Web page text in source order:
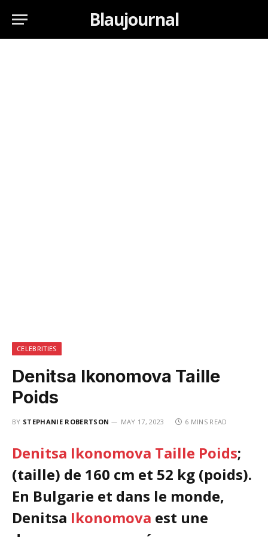
Blaujournal
CELEBRITIES
Denitsa Ikonomova Taille
Poids
BY STEPHANIE ROBERTSON MAY 17, 2023 6 MINS READ
Denitsa Ikonomova Taille Poids;
(taille) de 160 cm et 52 kg (poids).
En Bulgarie et dans le monde,
Denitsa Ikonomova est une